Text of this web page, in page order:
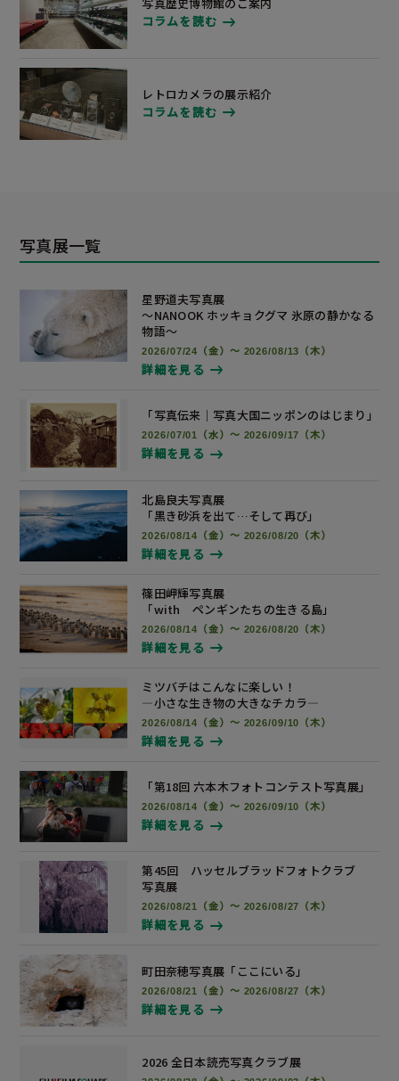
コラムを読む
レトロカメラの展示紹介
コラムを読む
写真展一覧
星野道夫写真展
～NANOOK ホッキョクグマ 氷原の静かなる
物語～
2026/07/24（金）～ 2026/08/13（木）
詳細を見る
「写真伝来｜写真大国ニッポンのはじまり」
2026/07/01（水）～ 2026/09/17（木）
詳細を見る
北島良夫写真展
「黒き砂浜を出て…そして再び」
2026/08/14（金）～ 2026/08/20（木）
詳細を見る
篠田岬輝写真展
「with ペンギンたちの生きる島」
2026/08/14（金）～ 2026/08/20（木）
詳細を見る
ミツバチはこんなに楽しい！
―小さな生き物の大きなチカラ―
2026/08/14（金）～ 2026/09/10（木）
詳細を見る
「第18回 六本木フォトコンテスト写真展」
2026/08/14（金）～ 2026/09/10（木）
詳細を見る
第45回 ハッセルブラッドフォトクラブ
写真展
2026/08/21（金）～ 2026/08/27（木）
詳細を見る
町田奈穂写真展 「ここにいる」
2026/08/21（金）～ 2026/08/27（木）
詳細を見る
2026 全日本読売写真クラブ展